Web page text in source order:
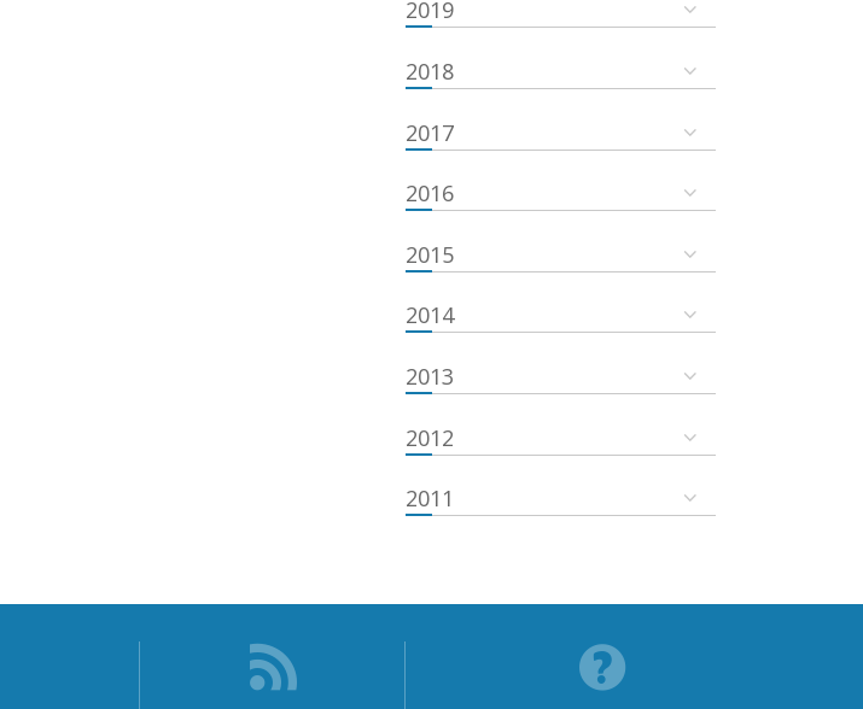
2019
2018
2017
2016
2015
2014
2013
2012
2011